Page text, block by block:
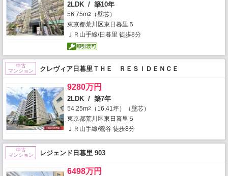
2LDK / 築10年
56.75m2
（壁芯）
東京都荒川区東日暮里５
ＪＲ山手線/日暮里 徒歩8分
中古
マンション
クレヴィア日暮里ＴＨＥ ＲＥＳＩＤＥＮＣＥ
9280万円
2LDK / 築7年
54.25m2
（16.41坪）（壁芯）
東京都荒川区東日暮里５
ＪＲ山手線/鶯谷 徒歩8分
中古
マンション
レジェンド日暮里 903
6498万円